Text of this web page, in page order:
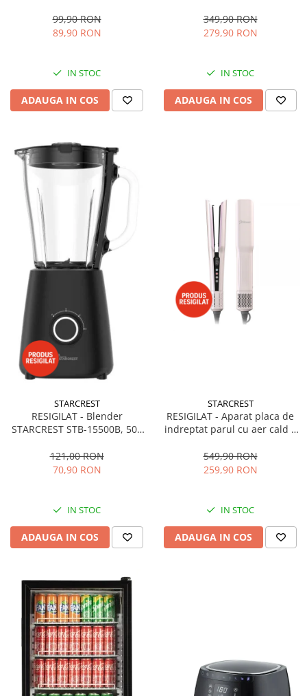
Deschidere 180°, Suprafata
de gatire 23 x 14 cm, Negru
99,90 RON
89,90 RON
IN STOC
ADAUGA IN COS
dispozitiv spumare, filtru
dublu din inox, Negru/Inox
349,90 RON
279,90 RON
IN STOC
ADAUGA IN COS
STARCREST
RESIGILAT - Blender
STARCREST STB-15500B, 500
Pulse, Negru
121,00 RON
70,90 RON
IN STOC
ADAUGA IN COS
STARCREST
RESIGILAT - Aparat placa de
indreptat parul cu aer cald 2
1300 W, Uscare si indreptare,
Afisaj LCD, Tehnologie cu ioni
549,90 RON
259,90 RON
IN STOC
ADAUGA IN COS